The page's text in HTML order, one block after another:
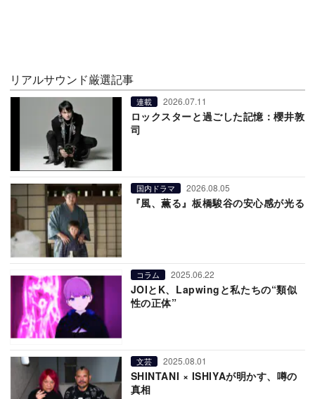
リアルサウンド厳選記事
連載 2026.07.11
ロックスターと過ごした記憶：櫻井敦
司
国内ドラマ 2026.08.05
『風、薫る』板橋駿谷の安心感が光る
コラム 2025.06.22
JOIとK、Lapwingと私たちの“類似
性の正体”
文芸 2025.08.01
SHINTANI × ISHIYAが明かす、噂の
真相